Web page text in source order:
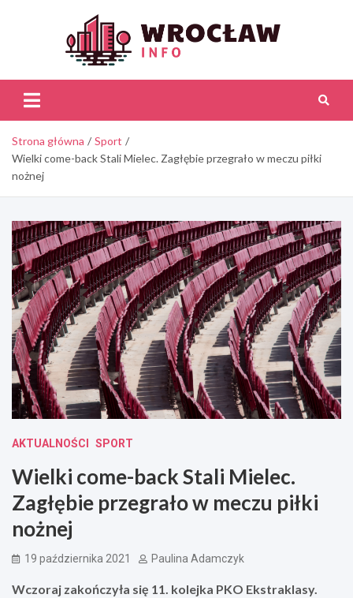
Strona główna
Sport
Wielki come-back Stali Mielec. Zagłębie przegrało w meczu piłki
nożnej
AKTUALNOŚCI SPORT
Wielki come-back Stali Mielec.
Zagłębie przegrało w meczu piłki
nożnej
19 października 2021 Paulina Adamczyk
Wczoraj zakończyła się 11. kolejka PKO Ekstraklasy.